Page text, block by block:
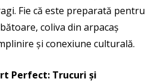
Fie că este preparată pentru
coliva din arpacaș
și conexiune culturală.
Perfect: Trucuri și